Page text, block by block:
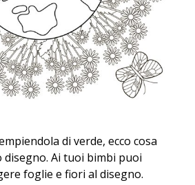
di verde, ecco cosa
disegno. Ai tuoi bimbi puoi
foglie e fiori al disegno.